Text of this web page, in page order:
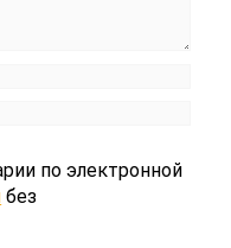
по электронной
без